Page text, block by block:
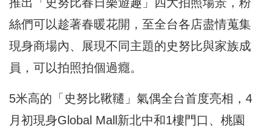
絲們可以趁著春暖花開，至全台各店盡情蒐集
現身商場內、展現不同主題的史努比與家族成
員，可以拍照拍個過癮。
5米高的「史努比鞦韆」氣偶全台首度亮相，4
月初現身Global Mall新北中和1樓門口、桃園